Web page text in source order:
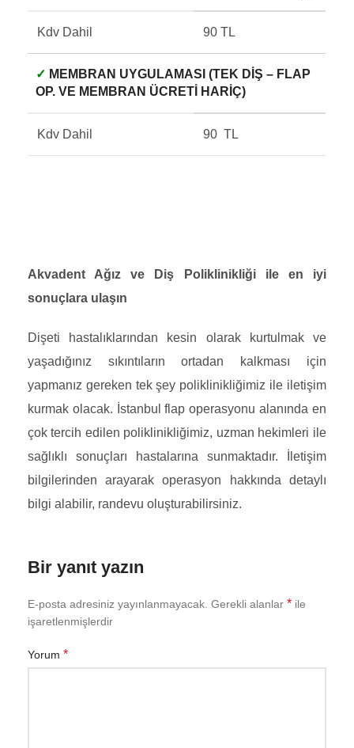
Kdv Dahil 90 TL
✓ MEMBRAN UYGULAMASI (TEK DIŞ – FLAP
OP. VE MEMBRAN ÜCRETI HARIÇ)
Kdv Dahil 90 TL
Akvadent Ağız ve Diş Poliklinikliği ile en iyi
sonuçlara ulaşın
Dişeti hastalıklarından kesin olarak kurtulmak ve
yaşadığınız sıkıntıların ortadan kalkması için
yapmanız gereken tek şey poliklinikliğimiz ile iletişim
kurmak olacak. İstanbul flap operasyonu alanında en
çok tercih edilen poliklinikliğimiz, uzman hekimleri ile
sağlıklı sonuçları hastalarına sunmaktadır. İletişim
bilgilerinden arayarak operasyon hakkında detaylı
bilgi alabilir, randevu oluşturabilirsiniz.
Bir yanıt yazın
E-posta adresiniz yayınlanmayacak. Gerekli alanlar * ile
işaretlenmişlerdir
Yorum *